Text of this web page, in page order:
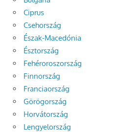
Ciprus
Csehország
Észak-Macedónia
Észtország
Fehéroroszország
Finnország
Franciaország
Görögország
Horvátország
Lengyelország